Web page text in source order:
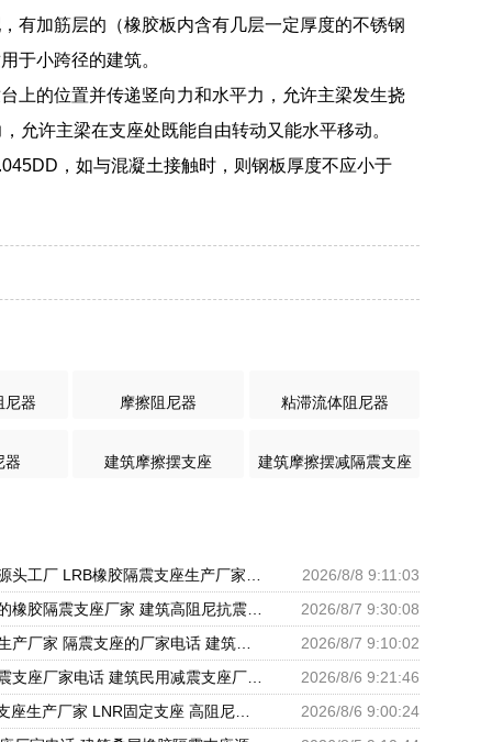
有加筋层的（橡胶板内含有几层一定厚度的不锈钢
于小跨径的建筑。
上的位置并传递竖向力和水平力，允许主梁发生挠
允许主梁在支座处既能自由转动又能水平移动。
，如与混凝土接触时，则钢板厚度不应小于
尼器 摩擦阻尼器 粘滞流体阻尼器
器 建筑摩擦摆支座 建筑摩擦摆减隔震支座
2026/8/8 9:11:03
2026/8/7 9:30:08
2026/8/7 9:10:02
2026/8/6 9:21:46
2026/8/6 9:00:24